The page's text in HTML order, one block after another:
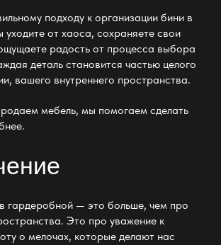
подходу к организации бини в
уходите от хаоса, сохраняете свои
радость от процесса выбора
деталь становится частью целого
, вашего внутреннего пространства.
мебель, мы помогаем сделать
гардеробной — это больше, чем про
. Это про уважение к
о мелочах, которые делают нас